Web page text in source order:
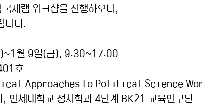
제랩 워크샵을 진행하오니,
니다.
월 9일(금), 9:30~17:00
호
Approaches to Political Science
, 연세대학교 정치학과 4단계 BK21 교육연구단